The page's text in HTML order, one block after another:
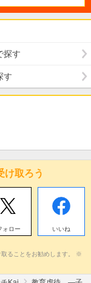
探す
す
け取ろう
ォロー いいね
ることをお勧めします。 ※